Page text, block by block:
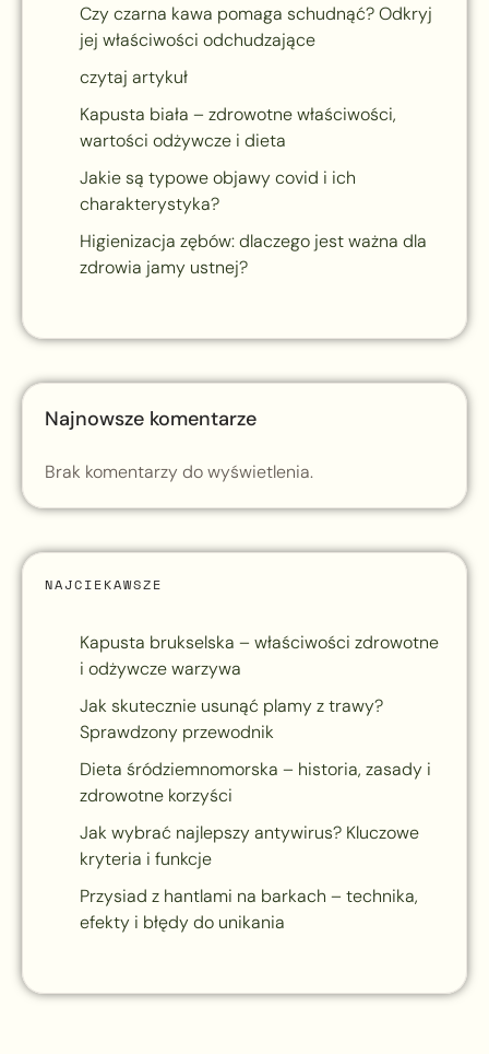
Czy czarna kawa pomaga schudnąć? Odkryj
jej właściwości odchudzające
czytaj artykuł
Kapusta biała – zdrowotne właściwości,
wartości odżywcze i dieta
Jakie są typowe objawy covid i ich
charakterystyka?
Higienizacja zębów: dlaczego jest ważna dla
zdrowia jamy ustnej?
Najnowsze komentarze
Brak komentarzy do wyświetlenia.
NAJCIEKAWSZE
Kapusta brukselska – właściwości zdrowotne
i odżywcze warzywa
Jak skutecznie usunąć plamy z trawy?
Sprawdzony przewodnik
Dieta śródziemnomorska – historia, zasady i
zdrowotne korzyści
Jak wybrać najlepszy antywirus? Kluczowe
kryteria i funkcje
Przysiad z hantlami na barkach – technika,
efekty i błędy do unikania